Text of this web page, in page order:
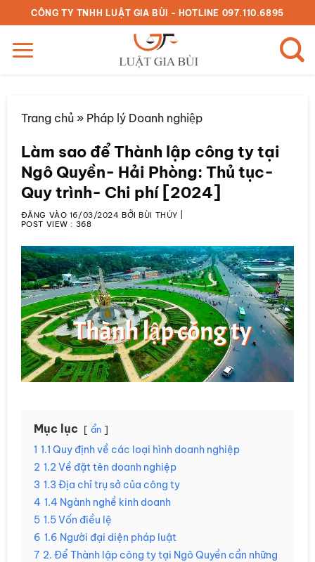
qua
nội
dung
CÔNG TY TNHH LUẬT GIA BÙI - HOTLINE 097.110.6895
Trang chủ» Pháp lý Doanh nghiệp
Làm sao để Thành lập công ty tại
Ngô Quyền- Hải Phòng: Thủ tục-
Quy trình- Chi phí [2024]
ĐĂNG VÀO 16/03/2024 BỞIBÙI THÚY
POST VIEW : 368
Mục lục ẩn
1 1.1 Quy định về các loại hình doanh nghiệp
2 1.2 Về đặt tên doanh nghiệp
3 1.3 Địa chỉ trụ sở của công ty
4 1.4 Ngành nghề kinh doanh
5 1.5 Vốn điều lệ
6 1.6 Người đại diện pháp luật
7 2. Để Thành lập công ty tại Ngô Quyền cần những